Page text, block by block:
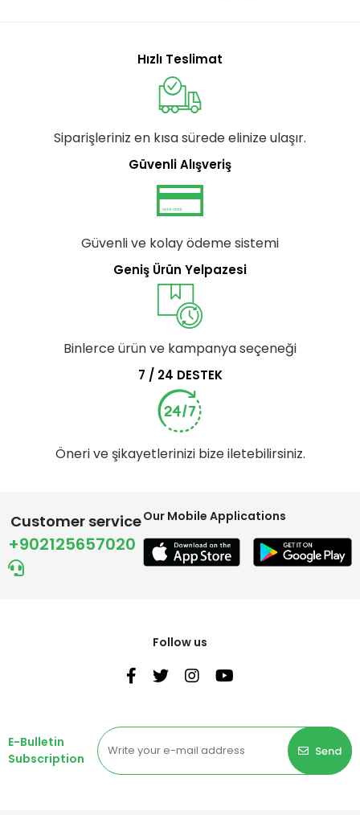
Hızlı Teslimat
Siparişleriniz en kısa sürede elinize ulaşır.
Güvenli Alışveriş
Güvenli ve kolay ödeme sistemi
Geniş Ürün Yelpazesi
Binlerce ürün ve kampanya seçeneği
7 / 24 DESTEK
Öneri ve şikayetlerinizi bize iletebilirsiniz.
Customer service
+902125657020
Our Mobile Applications
Follow us
E-Bulletin
Subscription
Send